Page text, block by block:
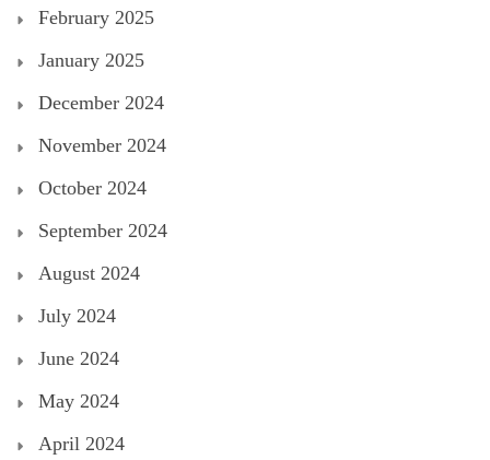
February 2025
January 2025
December 2024
November 2024
October 2024
September 2024
August 2024
July 2024
June 2024
May 2024
April 2024